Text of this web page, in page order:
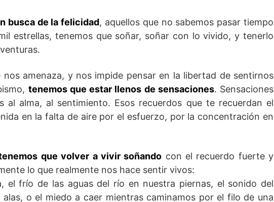
busca de la felicidad, aquellos que no sabemos pasar tiempo
estrellas, tenemos que soñar, soñar con lo vivido, y tenerlo
nos amenaza, y nos impide pensar en la libertad de sentirnos
tenemos que estar llenos de sensaciones. Sensaciones
al alma, al sentimiento. Esos recuerdos que te recuerdan el
en la falta de aire por el esfuerzo, por la concentración en
que volver a vivir soñando con el recuerdo fuerte y
lo que realmente nos hace sentir vivos:
el frío de las aguas del río en nuestra piernas, el sonido del
o el miedo a caer mientras caminamos por el filo de una